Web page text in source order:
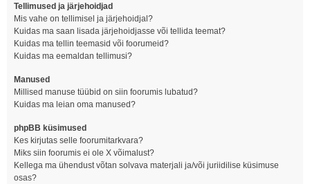
Tellimused ja järjehoidjad
Mis vahe on tellimisel ja järjehoidjal?
Kuidas ma saan lisada järjehoidjasse või tellida teemat?
Kuidas ma tellin teemasid või foorumeid?
Kuidas ma eemaldan tellimusi?
Manused
Millised manuse tüübid on siin foorumis lubatud?
Kuidas ma leian oma manused?
phpBB küsimused
Kes kirjutas selle foorumitarkvara?
Miks siin foorumis ei ole X võimalust?
Kellega ma ühendust võtan solvava materjali ja/või juriidilise küsimuse
osas?